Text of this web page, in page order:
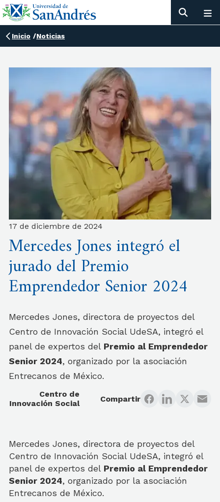
Inicio /Noticias
17 de diciembre de 2024
Mercedes Jones integró el
jurado del Premio
Emprendedor Senior 2024
Mercedes Jones, directora de proyectos del
Centro de Innovación Social UdeSA, integró el
panel de expertos del Premio al Emprendedor
Senior 2024, organizado por la asociación
Entrecanos de México.
Centro de
Innovación Social
Compartir
Mercedes Jones, directora de proyectos del
Centro de Innovación Social UdeSA, integró el
panel de expertos del Premio al Emprendedor
Senior 2024, organizado por la asociación
Entrecanos de México.